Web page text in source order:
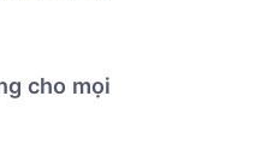
cho mọi